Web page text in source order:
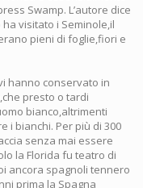
Swamp. L’autore dice
visitato i Seminole,il
pieni di foglie,fiori e
hanno conservato in
presto o tardi
bianco,altrimenti
i bianchi. Per più di 300
senza mai essere
la Florida fu teatro di
ancora spagnoli tennero
prima la Spagna